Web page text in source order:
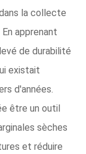
la collecte
apprenant
de durabilité
existait
d'années.
être un outil
sèches
et réduire